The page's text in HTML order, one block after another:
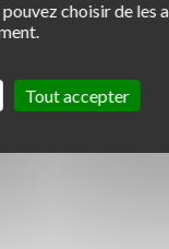
choisir de les
Tout accepter